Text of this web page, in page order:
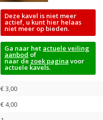
Deze kavel is niet meer
actief, u kunt hier helaas
niet meer op bieden.
Ga naar het actuele veiling
aanbod of
naar de zoek pagina voor
actuele kavels.
€ 3,00
€4,00